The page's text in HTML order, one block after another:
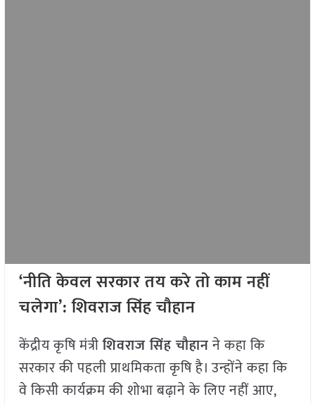
‘नीति केवल सरकार तय करे तो काम नहीं
चलेगा’: शिवराज सिंह चौहान
केंद्रीय कृषि मंत्रीशिवराज सिंह चौहानने कहा कि
सरकार की पहली प्राथमिकता कृषि है। उन्होंने कहा कि
वे किसी कार्यक्रम की शोभा बढ़ाने के लिए नहीं आए,